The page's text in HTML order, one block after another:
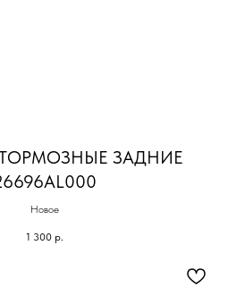
ЗАДНИЕ
Новое
1 300 р.